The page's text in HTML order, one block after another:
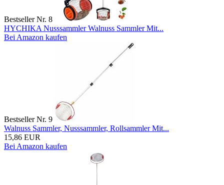
Bestseller Nr. 8
HYCHIKA Nusssammler Walnuss Sammler Mit...
Bei Amazon kaufen
Bestseller Nr. 9
Walnuss Sammler, Nusssammler, Rollsammler Mit...
15,86 EUR
Bei Amazon kaufen